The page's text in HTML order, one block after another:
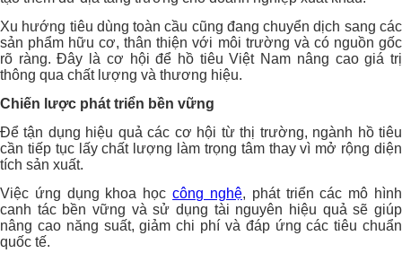
Xu hướng tiêu dùng toàn cầu cũng đang chuyển dịch sang các
sản phẩm hữu cơ, thân thiện với môi trường và có nguồn gốc
rõ ràng. Đây là cơ hội để hồ tiêu Việt Nam nâng cao giá trị
thông qua chất lượng và thương hiệu.
Chiến lược phát triển bền vững
Để tận dụng hiệu quả các cơ hội từ thị trường, ngành hồ tiêu
cần tiếp tục lấy chất lượng làm trọng tâm thay vì mở rộng diện
tích sản xuất.
Việc ứng dụng khoa họccông nghệ, phát triển các mô hình
canh tác bền vững và sử dụng tài nguyên hiệu quả sẽ giúp
nâng cao năng suất, giảm chi phí và đáp ứng các tiêu chuẩn
quốc tế.